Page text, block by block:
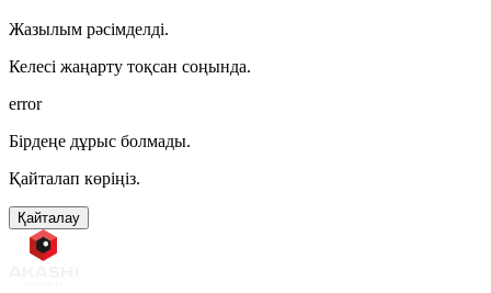
Жазылым рәсімделді.
Келесі жаңарту тоқсан соңында.
error
Бірдеңе дұрыс болмады.
Қайталап көріңіз.
Қайталау